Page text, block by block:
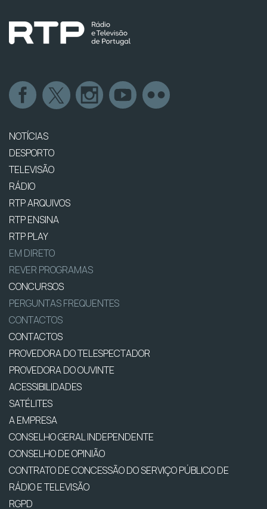
NOTÍCIAS
DESPORTO
TELEVISÃO
RÁDIO
RTP ARQUIVOS
RTP ENSINA
RTP PLAY
EM DIRETO
REVER PROGRAMAS
CONCURSOS
PERGUNTAS FREQUENTES
CONTACTOS
CONTACTOS
PROVEDORA DO TELESPECTADOR
PROVEDORA DO OUVINTE
ACESSIBILIDADES
SATÉLITES
A EMPRESA
CONSELHO GERAL INDEPENDENTE
CONSELHO DE OPINIÃO
CONTRATO DE CONCESSÃO DO SERVIÇO PÚBLICO DE
RÁDIO E TELEVISÃO
RGPD